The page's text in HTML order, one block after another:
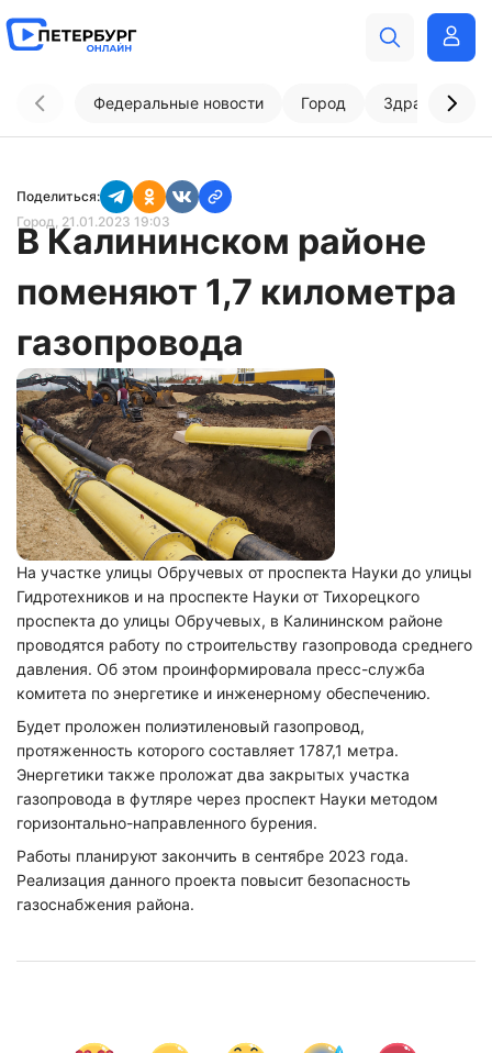
Федеральные новости Город
Поделиться:
Город, 21.01.2023 19:03
В Калининском районе
поменяют 1,7 километра
газопровода
На участке улицы Обручевых от проспекта Науки до улицы
Гидротехников и на проспекте Науки от Тихорецкого
проспекта до улицы Обручевых, в Калининском районе
проводятся работу по строительству газопровода среднего
давления. Об этом проинформировала пресс-служба
комитета по энергетике и инженерному обеспечению.
Будет проложен полиэтиленовый газопровод,
протяженность которого составляет 1787,1 метра.
Энергетики также проложат два закрытых участка
газопровода в футляре через проспект Науки методом
горизонтально-направленного бурения.
Работы планируют закончить в сентябре 2023 года.
Реализация данного проекта повысит безопасность
газоснабжения района.